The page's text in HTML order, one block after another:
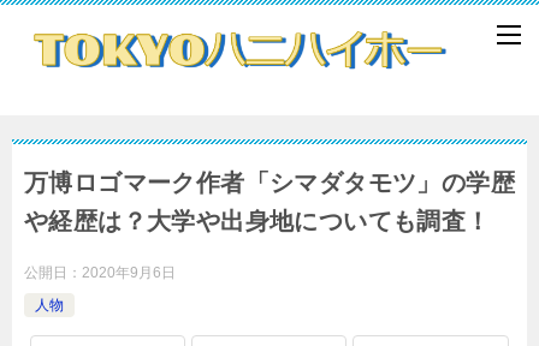
万博ロゴマーク作者「シマダタモツ」の学歴
や経歴は？大学や出身地についても調査！
公開日： 2020年9月6日
人物